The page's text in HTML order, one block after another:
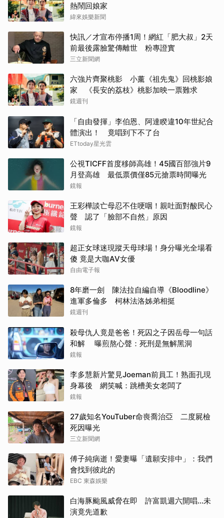
熱鬧回娘家
緯來娛樂新聞
快訊／才宣布停播1周！網紅「肥大叔」2天
前最後露臉驚傳離世 粉專證實
三立新聞網
六強片齊聚桃影 小薰《祖先鬼》回桃影娘
家 《長安的荔枝》桃影加映一票難求
鏡週刊
「自由發揮」李伯恩、阿達睽違10年世紀合
體演出！ 竟唱到下不了台
ETtoday星光雲
公視TICFF首度移師高雄！45國百部強片9
月登高雄 最低票價僅85元搶票時間曝光
鏡報
王彩樺談亡母忍不住哽咽！親吐面對酸民心
聲 認了「臉部不自然」原因
鏡報
超正女球迷現蹤天母球場！身分曝光全場看
傻 竟是大咖AV女優
自由電子報
8年磨一劍 陳法拉自編自導《Bloodline》
進軍多倫多 柯林法洛姊弟相挺
鏡週刊
殺母仇人竟是爸爸！死囚之子因岳母一句話
和解 曝煎熬心聲：死刑是無解黑洞
鏡報
李多慧新片驚見Joeman前員工！熟面孔現
身幕後 網笑喊：跳槽美女老闆了
鏡報
27歲知名YouTuber命喪喬治亞 二度屍檢
死因曝光
三立新聞網
傅子純病逝！愛妻曝「遺願安排中」：我們
會找到彼此的
EBC 東森娛樂
白海豚颱風威脅在即 許富凱週六開唱...未
演竟先道歉